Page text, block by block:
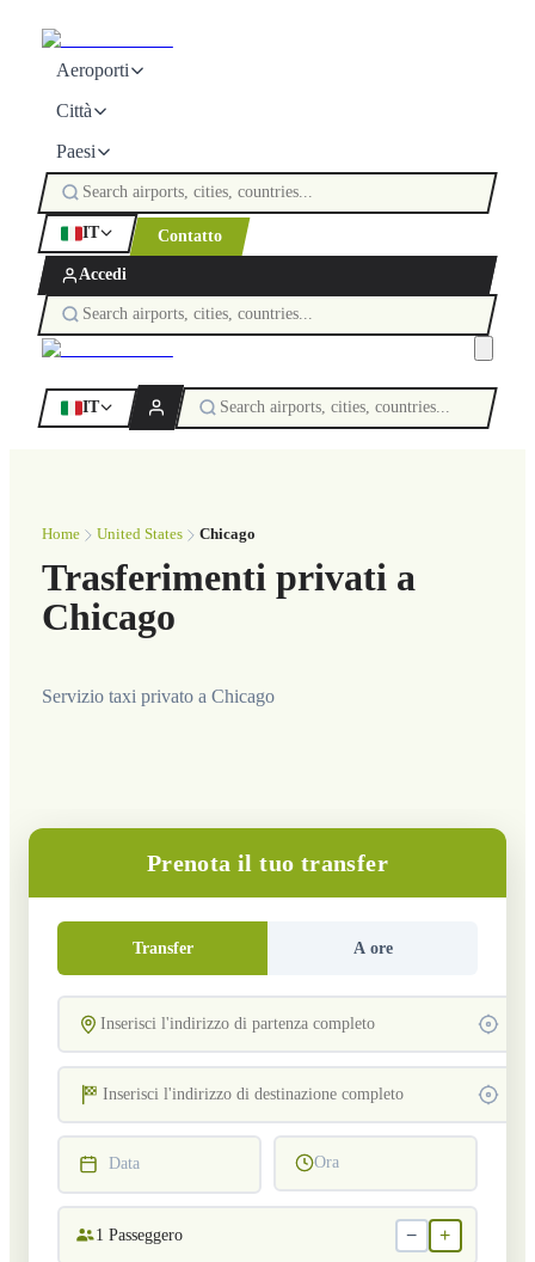
Aeroporti
Città
Paesi
IT Contatto
Accedi
IT
Home United States Chicago
Trasferimenti privati a
Chicago
Servizio taxi privato a Chicago
Prenota il tuo transfer
Transfer A ore
Data Ora
1 Passeggero − +